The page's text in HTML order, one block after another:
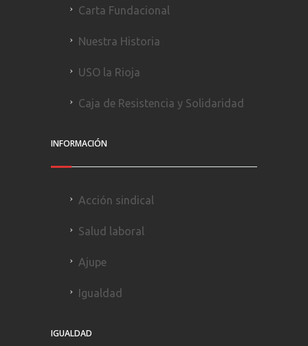
Carta Fundacional
Nuestra Historia
USO la Rioja
Caja de Resistencia y Solidaridad
INFORMACIÓN
Acción sindical
Salud laboral
Ajupe
Igualdad
IGUALDAD